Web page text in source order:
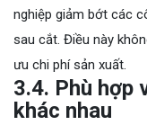
nghiệp giảm bớt các
sau cắt. Điều này
ưu chi phí sản xuất.
3.4. Phù hợp
khác nhau